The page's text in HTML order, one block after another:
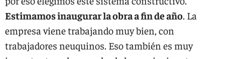
Estimamos inaugurar la obra a fin de año. La
empresa viene trabajando muy bien, con
trabajadores neuquinos. Eso también es muy